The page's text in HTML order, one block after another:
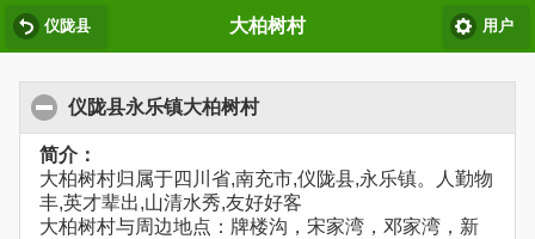
仪陇县 大柏树村 用户
仪陇县永乐镇大柏树村
简介：
大柏树村归属于四川省,南充市,仪陇县,永乐镇。人勤物
丰,英才辈出,山清水秀,友好好客
大柏树村与周边地点：牌楼沟，宋家湾，邓家湾，新